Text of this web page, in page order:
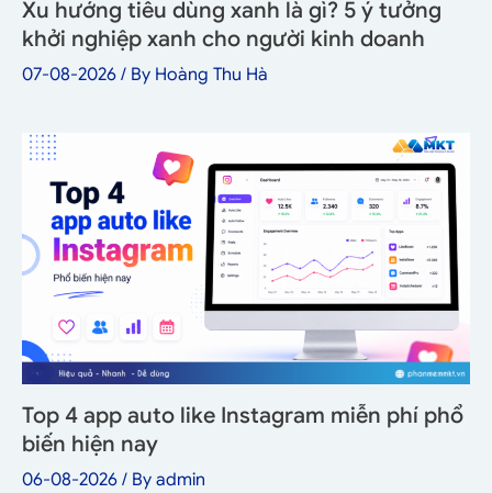
Xu hướng tiêu dùng xanh là gì? 5 ý tưởng
khởi nghiệp xanh cho người kinh doanh
07-08-2026 / By Hoàng Thu Hà
Top 4 app auto like Instagram miễn phí phổ
biến hiện nay
06-08-2026 / By admin